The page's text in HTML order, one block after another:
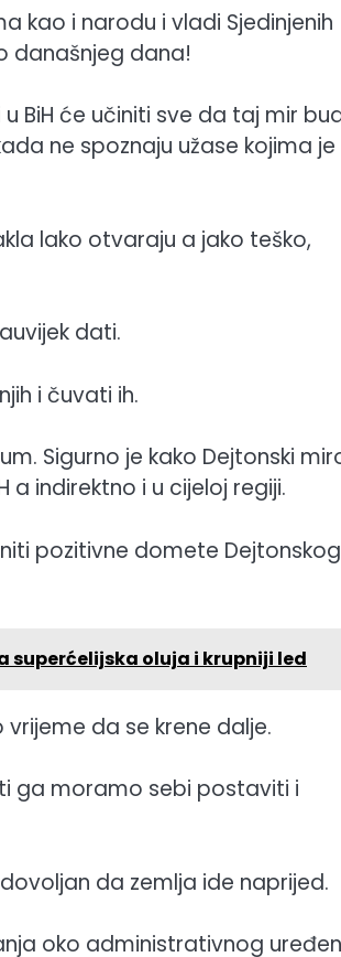
kao i narodu i vladi Sjedinjenih
današnjeg dana!
BiH će učiniti sve da taj mir
ne spoznaju užase kojima
lako otvaraju a jako teško,
dati.
i čuvati ih.
Sigurno je kako Dejtonski
indirektno i u cijeloj regiji.
pozitivne domete Dejtonskog
superćelijska oluja i krupniji led
da se krene dalje.
ga moramo sebi postaviti i
da zemlja ide naprijed.
oko administrativnog